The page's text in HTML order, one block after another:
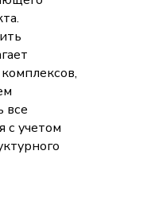
все
с учетом